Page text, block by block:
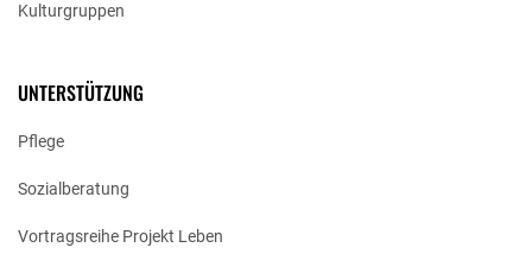
Kulturgruppen
UNTERSTÜTZUNG
Pflege
Sozialberatung
Vortragsreihe Projekt Leben